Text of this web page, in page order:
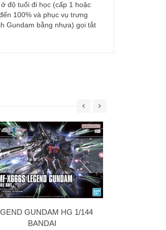
độ tuổi đi học (cấp 1 hoặc
100% và phục vụ trưng
Gundam bằng nhựa) gọi tắt
GUNDAM HG 1/144
BANDAI